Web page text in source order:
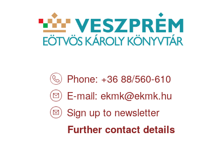
Phone: +36 88/560-610
E-mail: ekmk@ekmk.hu
Sign up to newsletter
Further contact details